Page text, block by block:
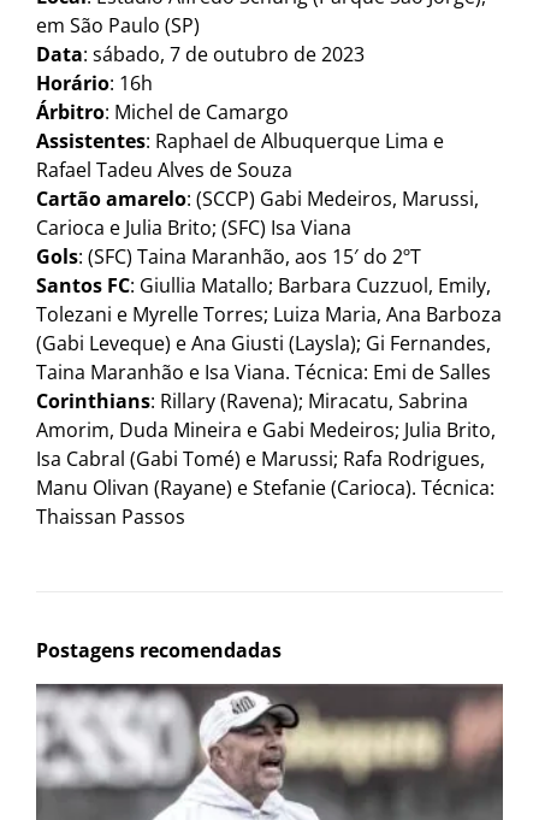
em São Paulo (SP)
Data: sábado, 7 de outubro de 2023
Horário: 16h
Árbitro: Michel de Camargo
Assistentes: Raphael de Albuquerque Lima e
Rafael Tadeu Alves de Souza
Cartão amarelo: (SCCP) Gabi Medeiros, Marussi,
Carioca e Julia Brito; (SFC) Isa Viana
Gols: (SFC) Taina Maranhão, aos 15′ do 2ºT
Santos FC: Giullia Matallo; Barbara Cuzzuol, Emily,
Tolezani e Myrelle Torres; Luiza Maria, Ana Barboza
(Gabi Leveque) e Ana Giusti (Laysla); Gi Fernandes,
Taina Maranhão e Isa Viana. Técnica: Emi de Salles
Corinthians: Rillary (Ravena); Miracatu, Sabrina
Amorim, Duda Mineira e Gabi Medeiros; Julia Brito,
Isa Cabral (Gabi Tomé) e Marussi; Rafa Rodrigues,
Manu Olivan (Rayane) e Stefanie (Carioca). Técnica:
Thaissan Passos
Postagens recomendadas